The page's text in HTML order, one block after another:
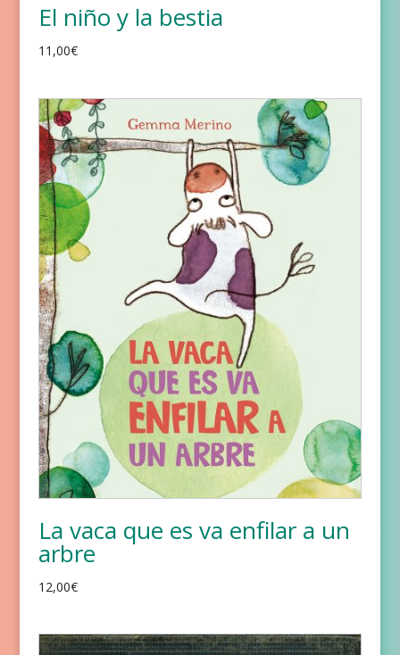
El niño y la bestia
11,00€
La vaca que es va enfilar a un
arbre
12,00€